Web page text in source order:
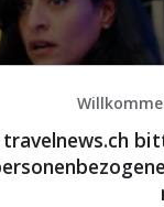
travelnews.ch